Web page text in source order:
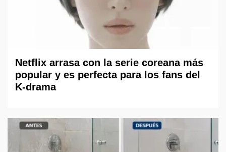
Netflix arrasa con la serie coreana más
popular y es perfecta para los fans del
K-drama